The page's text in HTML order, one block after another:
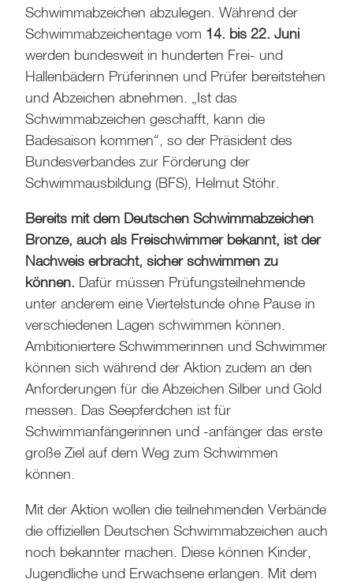
Schwimmabzeichen abzulegen. Während der
Schwimmabzeichentage vom 14. bis 22. Juni
werden bundesweit in hunderten Frei- und
Hallenbädern Prüferinnen und Prüfer bereitstehen
und Abzeichen abnehmen. „Ist das
Schwimmabzeichen geschafft, kann die
Badesaison kommen“, so der Präsident des
Bundesverbandes zur Förderung der
Schwimmausbildung (BFS), Helmut Stöhr.
Bereits mit dem Deutschen Schwimmabzeichen
Bronze, auch als Freischwimmer bekannt, ist der
Nachweis erbracht, sicher schwimmen zu
können. Dafür müssen Prüfungsteilnehmende
unter anderem eine Viertelstunde ohne Pause in
verschiedenen Lagen schwimmen können.
Ambitioniertere Schwimmerinnen und Schwimmer
können sich während der Aktion zudem an den
Anforderungen für die Abzeichen Silber und Gold
messen. Das Seepferdchen ist für
Schwimmanfängerinnen und -anfänger das erste
große Ziel auf dem Weg zum Schwimmen
können.
Mit der Aktion wollen die teilnehmenden Verbände
die offiziellen Deutschen Schwimmabzeichen auch
noch bekannter machen. Diese können Kinder,
Jugendliche und Erwachsene erlangen. Mit dem